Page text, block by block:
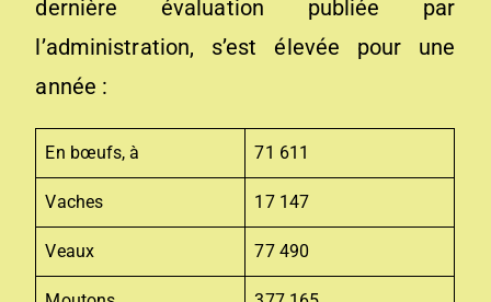
dernière évaluation publiée par
l’administration, s’est élevée pour une
année :
En bœufs, à 71 611
Vaches 17 147
Veaux 77 490